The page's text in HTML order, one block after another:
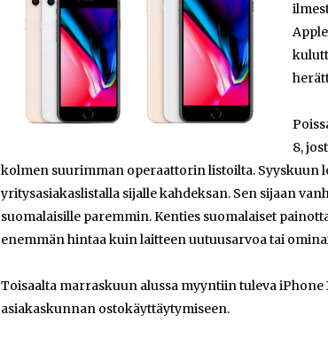
8,
kolmen suurimman operaattorin listoilta.
yritysasiakaslistalla sijalle kahdeksan. Sen sijaan
suomalaisille paremmin. Kenties suomalaiset
enemmän hintaa kuin laitteen uutuusarvoa tai
Toisaalta marraskuun alussa myyntiin tuleva iPhone
asiakaskunnan ostokäyttäytymiseen.